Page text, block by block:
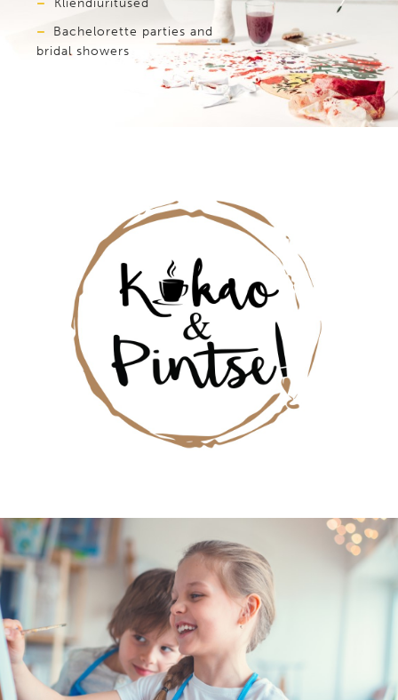
–
Kliendiüritused
–
Bachelorette parties and
bridal showers